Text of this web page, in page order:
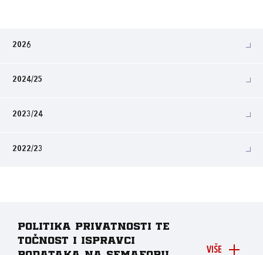
2026
2024/25
2023/24
2022/23
VIŠE
Politika privatnosti te
točnost i ispravci